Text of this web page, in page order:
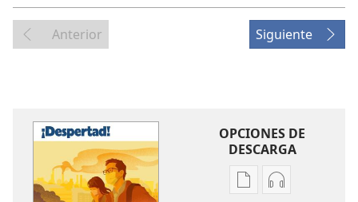
Anterior Siguiente
OPCIONES DE
DESCARGA
OpcionesOpciones